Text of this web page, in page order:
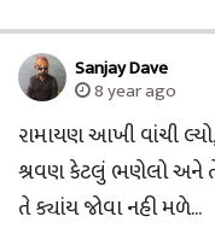
Sanjay Dave
8 year ago
રામાયણ આખી વાંચી
શ્રવણ કેટલું ભણેલો અને
તે ક્યાંય જોવા નહી મળે...